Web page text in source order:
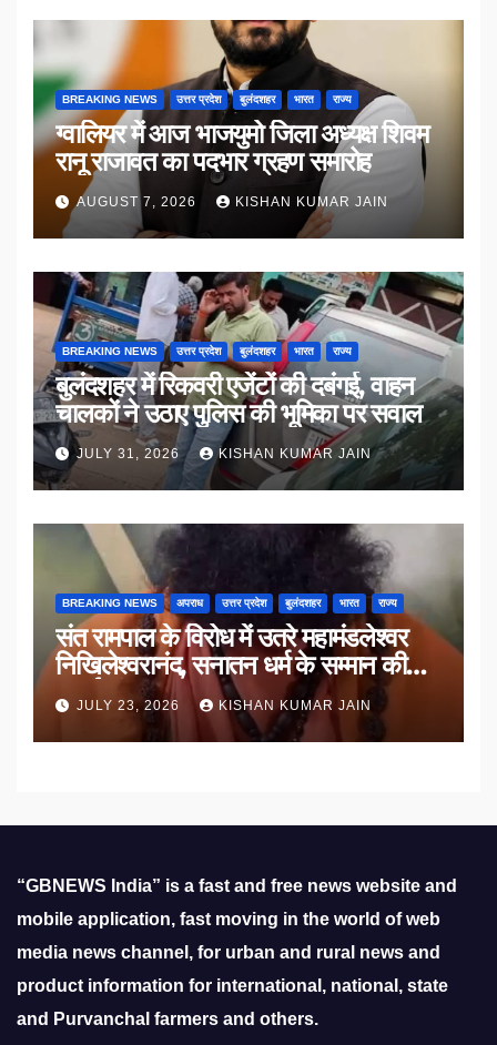
BREAKING NEWS उत्तर प्रदेश बुलंदशहर भारत राज्य
ग्वालियर में आज भाजयुमो जिला अध्यक्ष शिवम
रानू राजावत का पदभार ग्रहण समारोह
AUGUST 7, 2026 KISHAN KUMAR JAIN
BREAKING NEWS उत्तर प्रदेश बुलंदशहर भारत राज्य
बुलंदशहर में रिकवरी एजेंटों की दबंगई, वाहन
चालकों ने उठाए पुलिस की भूमिका पर सवाल
JULY 31, 2026 KISHAN KUMAR JAIN
BREAKING NEWS अपराध उत्तर प्रदेश बुलंदशहर भारत राज्य
संत रामपाल के विरोध में उतरे महामंडलेश्वर
निखिलेश्वरानंद, सनातन धर्म के सम्मान की
उठाई मांग
JULY 23, 2026 KISHAN KUMAR JAIN
“GBNEWS India” is a fast and free news website and
mobile application, fast moving in the world of web
media news channel, for urban and rural news and
product information for international, national, state
and Purvanchal farmers and others.